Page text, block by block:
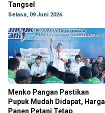
Tangsel
Selasa, 09 Juni 2026
Menko Pangan Pastikan
Pupuk Mudah Didapat, Harga
Panen Petani Tetap